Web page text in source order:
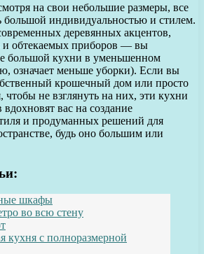
на свои небольшие размеры, все
большой индивидуальностью и стилем.
деревянных акцентов,
и обтекаемых приборов — вы
большой кухни в уменьшенном
означает меньше уборки). Если вы
крошечный дом или просто
чтобы не взглянуть на них, эти кухни
вас на создание
и продуманных решений для
будь оно большим или
шкафы
во всю стену
кухня с полноразмерной